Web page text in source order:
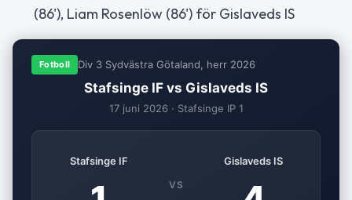
(86'), Liam Rosenlöw (86') för Gislaveds IS
Fotboll Div 3 Sydvästra Götaland, herr 2026
Stafsinge IF vs Gislaveds IS
17 juni 2026 · Stafsinge IP 1
Stafsinge IF
VS
Gislaveds IS